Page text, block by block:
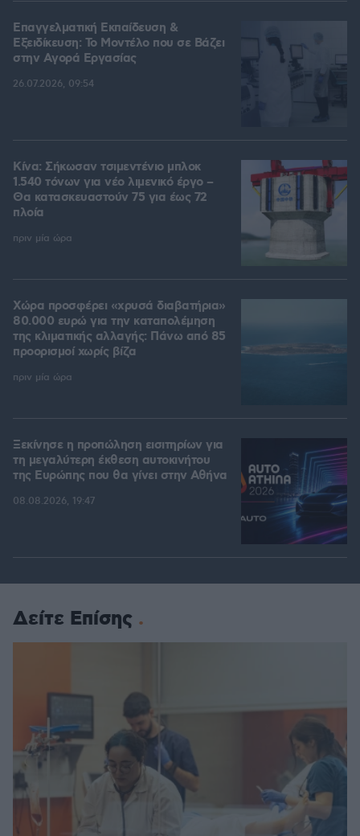
Επαγγελματική Εκπαίδευση &
Εξειδίκευση: Το Mοντέλο που σε Bάζει
στην Aγορά Eργασίας
26.07.2026, 09:54
Κίνα: Σήκωσαν τσιμεντένιο μπλοκ
1.540 τόνων για νέο λιμενικό έργο –
Θα κατασκευαστούν 75 για έως 72
πλοία
πριν μία ώρα
Χώρα προσφέρει «χρυσά διαβατήρια»
80.000 ευρώ για την καταπολέμηση
της κλιματικής αλλαγής: Πάνω από 85
προορισμοί χωρίς βίζα
πριν μία ώρα
Ξεκίνησε η προπώληση εισιτηρίων για
τη μεγαλύτερη έκθεση αυτοκινήτου
της Ευρώπης που θα γίνει στην Αθήνα
08.08.2026, 19:47
Δείτε Επίσης